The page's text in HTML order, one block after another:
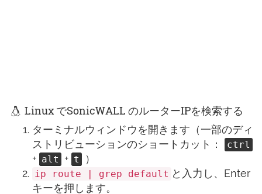
Linux でSonicWALL のルーターIPを検索する
ターミナルウィンドウを開きます（一部のディ
ストリビューションのショートカット：
ctrl
+ alt + t ）
ip route | grep default と入力し、Enter
キーを押します。